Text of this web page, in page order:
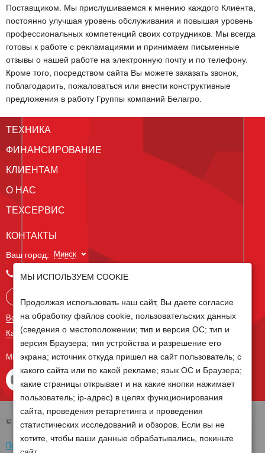
Поставщиком. Мы прислушиваемся к мнению каждого Клиента,
постоянно улучшая уровень обслуживания и повышая уровень
профессиональных компетенций своих сотрудников. Мы всегда
готовы к работе с рекламациями и принимаем письменные
отзывы о нашей работе на электронную почту и по телефону.
Кроме того, посредством сайта Вы можете заказать звонок,
поблагодарить, пожаловаться или внести конструктивные
предложения в работу Группы компаний Белагро.
ТЕХНИКА
ФИНАНСИРОВАНИЕ
КЛИЕНТАМ
О НАС
ТЕХСЕРВИС
КОНТАКТЫ
Ваш город: Минск
+375 29 238 97 34
Все контакты
Карта сайта
МЫ В СОЦ СЕТЯХ
© 2026 Группа компаний Белагро
Политика обработки персональных данных
МЫ ИСПОЛЬЗУЕМ COOKIE
Продолжая использовать наш сайт, Вы даете согласие
на обработку файлов cookie, пользовательских данных
(сведения о местоположении; тип и версия ОС; тип и
версия Браузера; тип устройства и разрешение его
экрана; источник откуда пришел на сайт пользователь; с
какого сайта или по какой рекламе; язык ОС и Браузера;
какие страницы открывает и на какие кнопки нажимает
пользователь; ip-адрес) в целях функционирования
сайта, проведения ретаргетинга и проведения
статистических исследований и обзоров. Если вы не
хотите, чтобы ваши данные обрабатывались, покиньте